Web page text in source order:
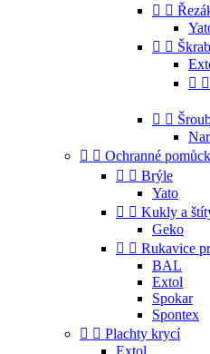
 
 
 
 
  Ochranné
  Brýle
Yato
  Kukly a
Geko
  Rukavice
BAL
Extol
Spokar
Spontex
  Plachty krycí
Extol